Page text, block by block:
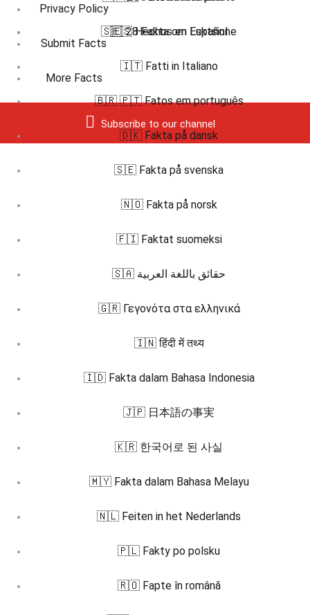
Privacy Policy
Submit Facts
More Facts
Subscribe to our channel
🇸🇪 28 Fakta om Luktsinne
🇪🇸 Hechos en Español
🇮🇹 Fatti in Italiano
🇧🇷 🇵🇹 Fatos em português
🇩🇰 Fakta på dansk
🇸🇪 Fakta på svenska
🇳🇴 Fakta på norsk
🇫🇮 Faktat suomeksi
🇸🇦 حقائق باللغة العربية
🇬🇷 Γεγονότα στα ελληνικά
🇮🇳 हिंदी में तथ्य
🇮🇩 Fakta dalam Bahasa Indonesia
🇯🇵 日本語の事実
🇰🇷 한국어로 된 사실
🇲🇾 Fakta dalam Bahasa Melayu
🇳🇱 Feiten in het Nederlands
🇵🇱 Fakty po polsku
🇷🇴 Fapte în română